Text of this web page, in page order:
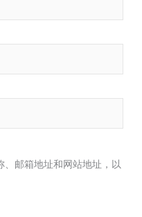
、邮箱地址和网站地址，以